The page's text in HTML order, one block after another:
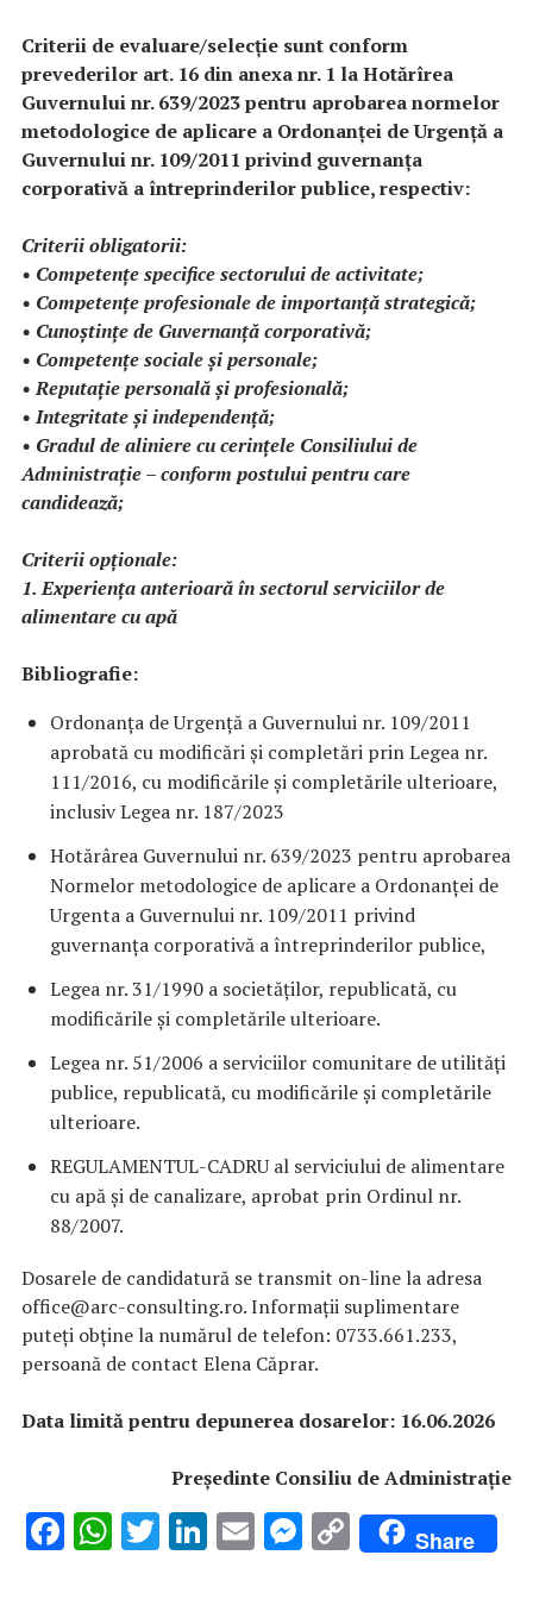
Criterii de evaluare/selecţie sunt conform
prevederilor art. 16 din anexa nr. 1 la Hotărîrea
Guvernului nr. 639/2023 pentru aprobarea normelor
metodologice de aplicare a Ordonanței de Urgență a
Guvernului nr. 109/2011 privind guvernanța
corporativă a întreprinderilor publice, respectiv:
Criterii obligatorii:
• Competențe specifice sectorului de activitate;
• Competențe profesionale de importanță strategică;
• Cunoștințe de Guvernanță corporativă;
• Competențe sociale și personale;
• Reputație personală și profesională;
• Integritate și independență;
• Gradul de aliniere cu cerințele Consiliului de
Administrație – conform postului pentru care
candidează;
Criterii opționale:
1. Experiența anterioară în sectorul serviciilor de
alimentare cu apă
Bibliografie:
Ordonanța de Urgență a Guvernului nr. 109/2011
aprobată cu modificări și completări prin Legea nr.
111/2016, cu modificările și completările ulterioare,
inclusiv Legea nr. 187/2023
Hotărârea Guvernului nr. 639/2023 pentru aprobarea
Normelor metodologice de aplicare a Ordonanței de
Urgenta a Guvernului nr. 109/2011 privind
guvernanța corporativă a întreprinderilor publice,
Legea nr. 31/1990 a societăților, republicată, cu
modificările și completările ulterioare.
Legea nr. 51/2006 a serviciilor comunitare de utilităţi
publice, republicată, cu modificările și completările
ulterioare.
REGULAMENTUL-CADRU al serviciului de alimentare
cu apă şi de canalizare, aprobat prin Ordinul nr.
88/2007.
Dosarele de candidatură se transmit on-line la adresa
office@arc-consulting.ro. Informaţii suplimentare
puteţi obţine la numărul de telefon: 0733.661.233,
persoană de contact Elena Căprar.
Data limită pentru depunerea dosarelor: 16.06.2026
Președinte Consiliu de Administrație
F W T Li E M C
o
Share